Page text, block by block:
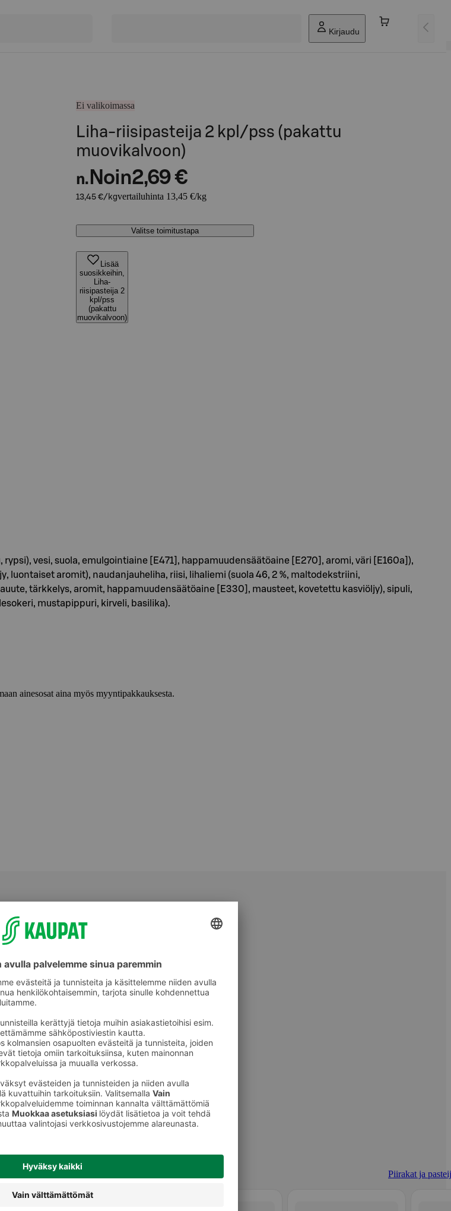
Kirjaudu
Ei valikoimassa
Liha-riisipasteija 2 kpl/pss (pakattu
muovikalvoon)
n. Noin2,69 €
13,45 €/kgvertailuhinta 13,45 €/kg
Valitse toimitustapa
Lisää
suosikkeihin,
Liha-
riisipasteija 2
kpl/pss
(pakattu
muovikalvoon)
vesi, suola, emulgointiaine [E471], happamuudensäätöaine [E270], aromi, väri [E160a]),
luontaiset aromit), naudanjauheliha, riisi, lihaliemi (suola 46, 2 %, maltodekstriini,
tärkkelys, aromit, happamuudensäätöaine [E330], mausteet, kovetettu kasviöljy), sipuli,
mustapippuri, kirveli, basilika).
ainesosat aina myös myyntipakkauksesta.
ja pasteijat
Piirakat ja